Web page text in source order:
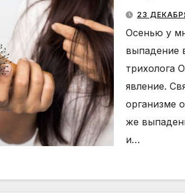
эксперт
23
Осенью у
выпадение
трихолога
явление.
организме
же
и…